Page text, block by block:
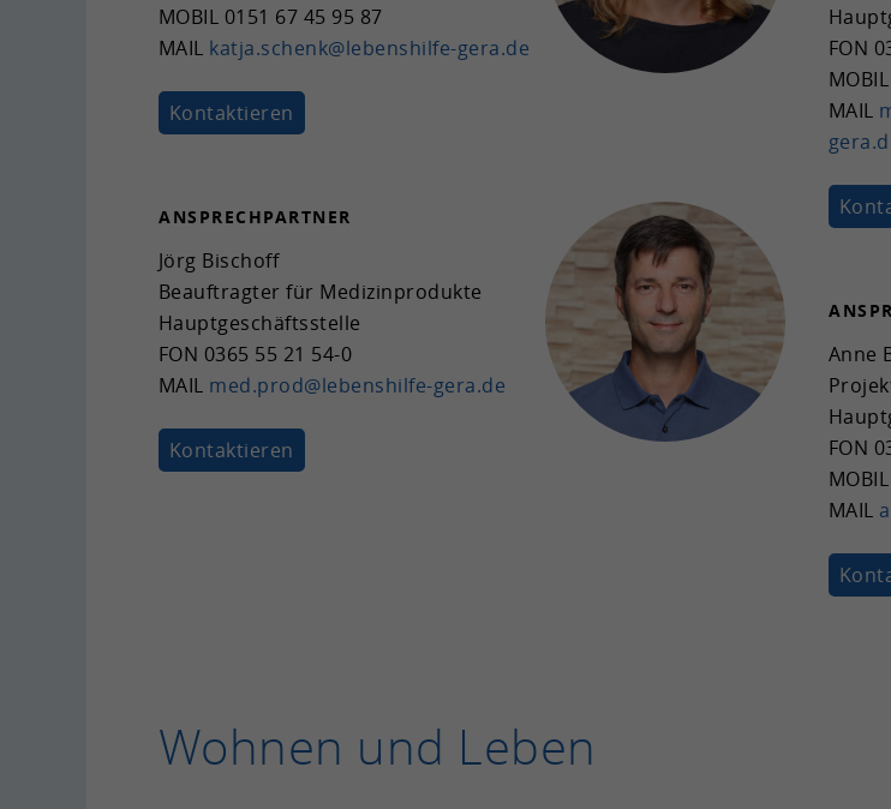
MOBIL 0151 67 45 95 87
MAIL katja.schenk@lebenshilfe-​gera.de
Kon­tak­tie­ren
AN­SPRECH­PART­NER
Jörg Bi­schoff
Be­auf­trag­ter für Me­di­zin­pro­duk­te
Haupt­ge­schäfts­stel­le
FON 0365 55 21 54-0
MAIL med.prod@lebenshilfe-​gera.de
Kon­tak­tie­ren
FON
MOBIL
MAIL
Anne
FON
MOBIL
MAIL
Woh­nen und Leben